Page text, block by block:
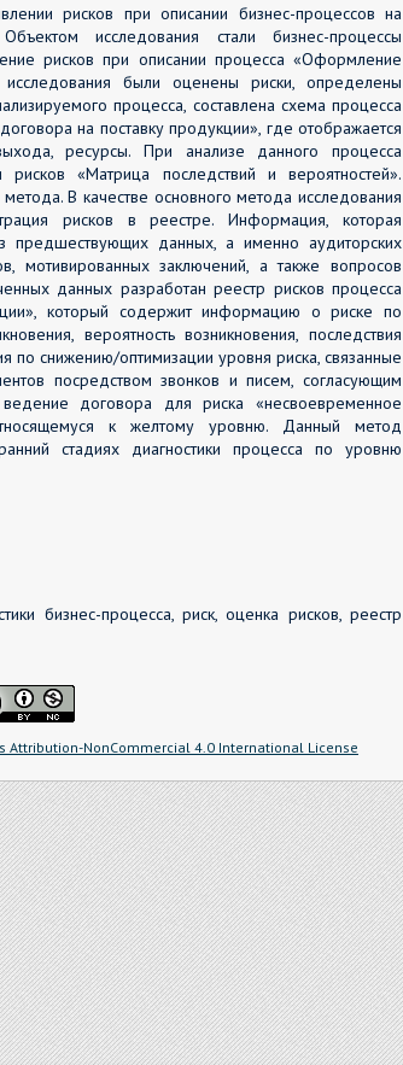
рисков при описании бизнес-процессов на
исследования стали бизнес-процессы
рисков при описании процесса «Оформление
были оценены риски, определены
процесса, составлена схема процесса
на поставку продукции», где отображается
ресурсы. При анализе данного процесса
«Матрица последствий и вероятностей».
В качестве основного метода исследования
рисков в реестре. Информация, которая
предшествующих данных, а именно аудиторских
мотивированных заключений, а также вопросов
данных разработан реестр рисков процесса
который содержит информацию о риске по
вероятность возникновения, последствия
по снижению/оптимизации уровня риска, связанные
посредством звонков и писем, согласующим
договора для риска «несвоевременное
к желтому уровню. Данный метод
стадиях диагностики процесса по уровню
бизнес-процесса, риск, оценка рисков, реестр
Attribution-NonCommercial 4.0 International License